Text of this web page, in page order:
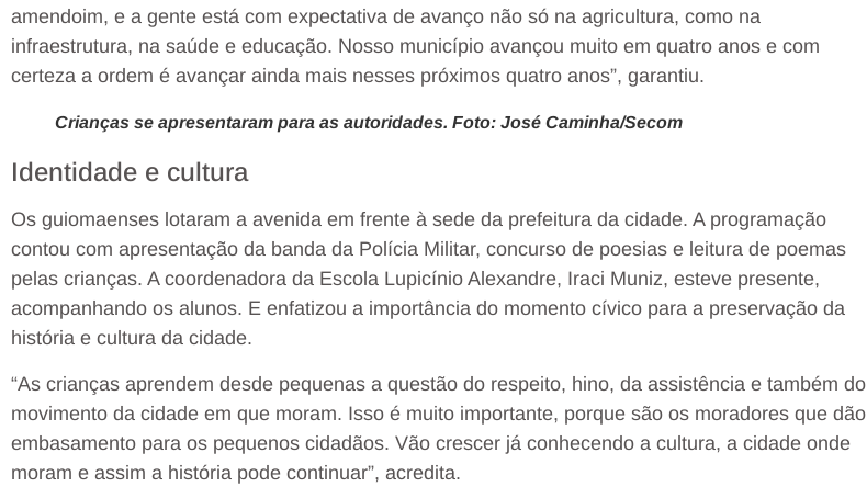
amendoim, e a gente está com expectativa de avanço não só na agricultura, como na
infraestrutura, na saúde e educação. Nosso município avançou muito em quatro anos e com
certeza a ordem é avançar ainda mais nesses próximos quatro anos”, garantiu.
Crianças se apresentaram para as autoridades. Foto: José Caminha/Secom
Identidade e cultura
Os guiomaenses lotaram a avenida em frente à sede da prefeitura da cidade. A programação
contou com apresentação da banda da Polícia Militar, concurso de poesias e leitura de poemas
pelas crianças. A coordenadora da Escola Lupicínio Alexandre, Iraci Muniz, esteve presente,
acompanhando os alunos. E enfatizou a importância do momento cívico para a preservação da
história e cultura da cidade.
“As crianças aprendem desde pequenas a questão do respeito, hino, da assistência e também do
movimento da cidade em que moram. Isso é muito importante, porque são os moradores que dão
embasamento para os pequenos cidadãos. Vão crescer já conhecendo a cultura, a cidade onde
moram e assim a história pode continuar”, acredita.